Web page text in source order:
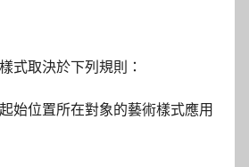
式取決於下列規則：
始位置所在對象的藝術樣式應用